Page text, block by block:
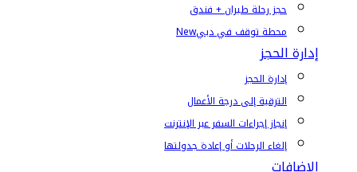
حجز رحلة طيران + فندق
محطة توقف في دبيNew
إدارة الحجز
إدارة الحجز
الترقية إلى درجة الأعمال
إنجاز إجراءات السفر عبر الإنترنت
إلغاء الرحلات أو إعادة جدولتها
الإضافات